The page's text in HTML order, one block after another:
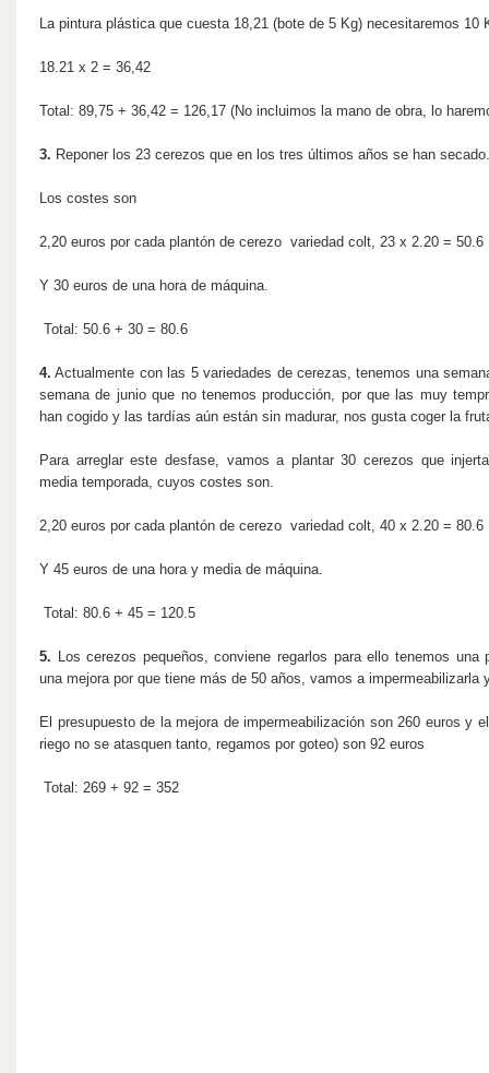
La pintura plástica que cuesta 18,21 (bote de 5 Kg) necesitaremos 10
18.21 x 2 = 36,42
Total: 89,75 + 36,42 = 126,17 (No incluimos la mano de obra, lo
3. Reponer los 23 cerezos que en los tres últimos años se han secado.
Los costes son
2,20 euros por cada plantón de cerezo variedad colt, 23 x 2.20 = 50.6
Y 30 euros de una hora de máquina.
Total: 50.6 + 30 = 80.6
4. Actualmente con las 5 variedades de cerezas, tenemos una
semana de junio que no tenemos producción, por que las muy
han cogido y las tardías aún están sin madurar, nos gusta coger la
Para arreglar este desfase, vamos a plantar 30 cerezos que
media temporada, cuyos costes son.
2,20 euros por cada plantón de cerezo variedad colt, 40 x 2.20 = 80.6
Y 45 euros de una hora y media de máquina.
Total: 80.6 + 45 = 120.5
5. Los cerezos pequeños, conviene regarlos para ello tenemos una
una mejora por que tiene más de 50 años, vamos a impermeabilizarla
El presupuesto de la mejora de impermeabilización son 260 euros y
riego no se atasquen tanto, regamos por goteo) son 92 euros
Total: 269 + 92 = 352